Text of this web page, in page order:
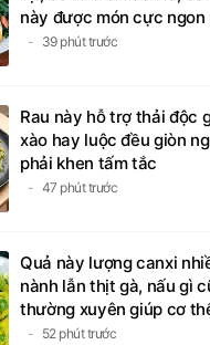
này được món cực ngon
39 phút trước
Rau này hỗ trợ thải độc
xào hay luộc đều giòn
phải khen tấm tắc
47 phút trước
Quả này lượng canxi
nành lẫn thịt gà, nấu gì
thường xuyên giúp cơ
52 phút trước